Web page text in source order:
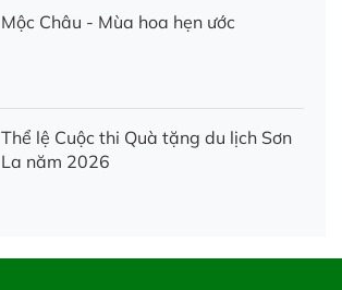
Mộc Châu - Mùa hoa hẹn ước
Thể lệ Cuộc thi Quà tặng du lịch Sơn
La năm 2026